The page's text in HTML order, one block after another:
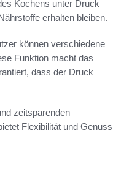
Kochens unter Druck
erhalten bleiben.
können verschiedene
Funktion macht das
dass der Druck
zeitsparenden
Flexibilität und Genuss